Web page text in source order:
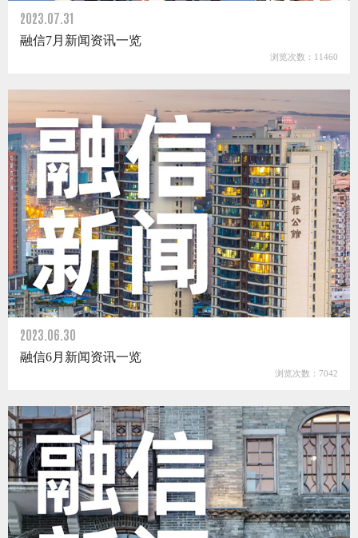
2023.07.31
融信7月新闻资讯一览
浏览次数：11460
2023.06.30
融信6月新闻资讯一览
浏览次数：7042